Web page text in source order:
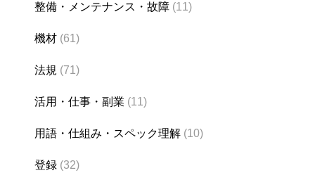
整備・メンテナンス・故障 (11)
機材 (61)
法規 (71)
活用・仕事・副業 (11)
用語・仕組み・スペック理解 (10)
登録 (32)